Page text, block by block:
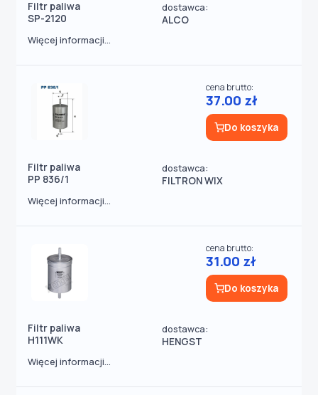
Filtr paliwa
SP-2120
dostawca:
ALCO
Więcej informacji...
Filtr paliwa
PP 836/1
dostawca:
FILTRON WIX
cena brutto:
37.00 zł
Do koszyka
Więcej informacji...
Filtr paliwa
H111WK
dostawca:
HENGST
cena brutto:
31.00 zł
Do koszyka
Więcej informacji...